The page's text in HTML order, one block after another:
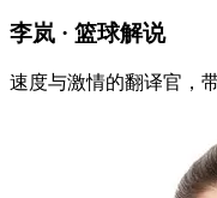
李岚 · 篮球解说
速度与激情的翻译官，